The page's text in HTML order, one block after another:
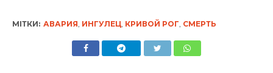
МІТКИ: АВАРИЯ, ИНГУЛЕЦ, КРИВОЙ РОГ, СМЕРТЬ